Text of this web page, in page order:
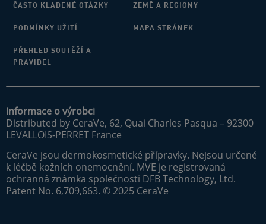
ČASTO KLADENÉ OTÁZKY ZEMĚ A REGIONY
PODMÍNKY UŽITÍ MAPA STRÁNEK
PŘEHLED SOUTĚŽÍ A
PRAVIDEL
Informace o výrobci
Distributed by CeraVe, 62, Quai Charles Pasqua – 92300
LEVALLOIS-PERRET France
CeraVe jsou dermokosmetické přípravky. Nejsou určené
k léčbě kožních onemocnění. MVE je registrovaná
ochranná známka společnosti DFB Technology, Ltd.
Patent No. 6,709,663. © 2025 CeraVe